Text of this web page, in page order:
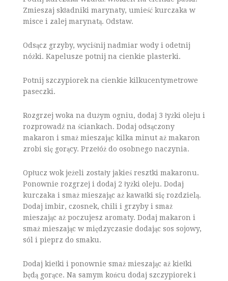
Zmieszaj składniki marynaty, umieść kurczaka w
misce i zalej marynatą. Odstaw.
Odsącz grzyby, wyciśnij nadmiar wody i odetnij
nóżki. Kapelusze potnij na cienkie plasterki.
Potnij szczypiorek na cienkie kilkucentymetrowe
paseczki.
Rozgrzej woka na dużym ogniu, dodaj 3 łyżki oleju i
rozprowadź na ściankach. Dodaj odsączony
makaron i smaż mieszając kilka minut aż makaron
zrobi się gorący. Przełóż do osobnego naczynia.
Opłucz wok jeżeli zostały jakieś resztki makaronu.
Ponownie rozgrzej i dodaj 2 łyżki oleju. Dodaj
kurczaka i smaż mieszając aż kawałki się rozdzielą.
Dodaj imbir, czosnek, chili i grzyby i smaż
mieszając aż poczujesz aromaty. Dodaj makaron i
smaż mieszając w międzyczasie dodając sos sojowy,
sól i pieprz do smaku.
Dodaj kiełki i ponownie smaż mieszając aż kiełki
będą gorące. Na samym końcu dodaj szczypiorek i